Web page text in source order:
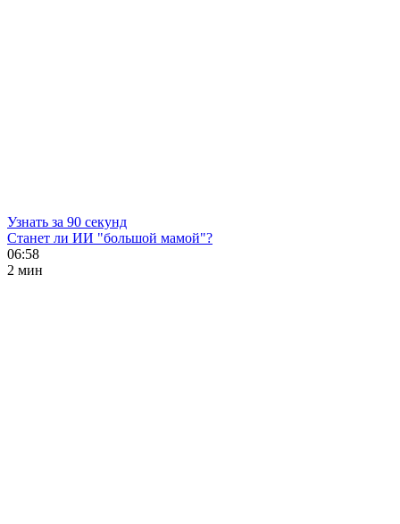
Узнать за 90 секунд
Станет ли ИИ "большой мамой"?
06:58
2 мин